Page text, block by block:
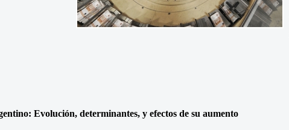
Evolución, determinantes, y efectos de su aumento